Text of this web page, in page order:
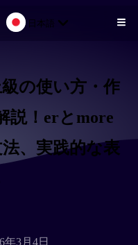
日本語
の使い方・作
説！erとmore
、実践的な表
年3月4日